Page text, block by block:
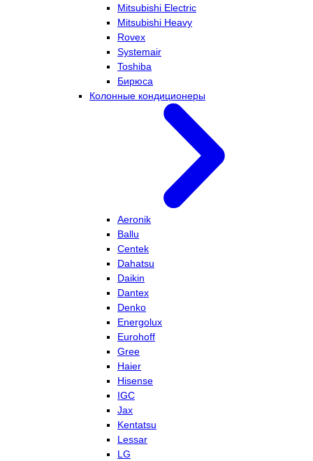
Mitsubishi Electric
Mitsubishi Heavy
Rovex
Systemair
Toshiba
Бирюса
Колонные кондиционеры
Aeronik
Ballu
Centek
Dahatsu
Daikin
Dantex
Denko
Energolux
Eurohoff
Gree
Haier
Hisense
IGC
Jax
Kentatsu
Lessar
LG